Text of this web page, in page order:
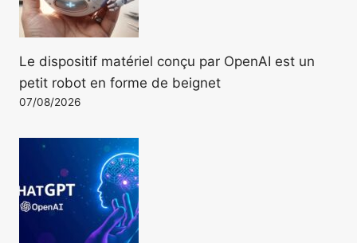
Le dispositif matériel conçu par OpenAI est un
petit robot en forme de beignet
07/08/2026